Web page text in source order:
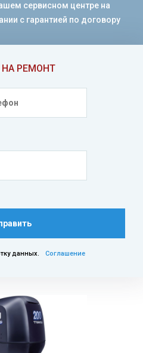
НА РЕМОНТ
данных. Соглашение
сервисном центре на
с гарантией по договору